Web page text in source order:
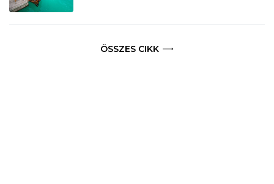
ÖSSZES CIKK